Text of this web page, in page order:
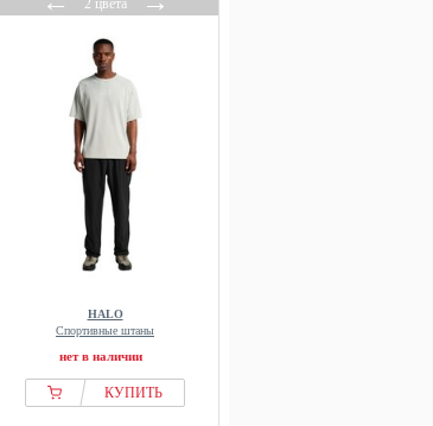
2 цвета
HALO
Спортивные штаны
нет в наличии
КУПИТЬ